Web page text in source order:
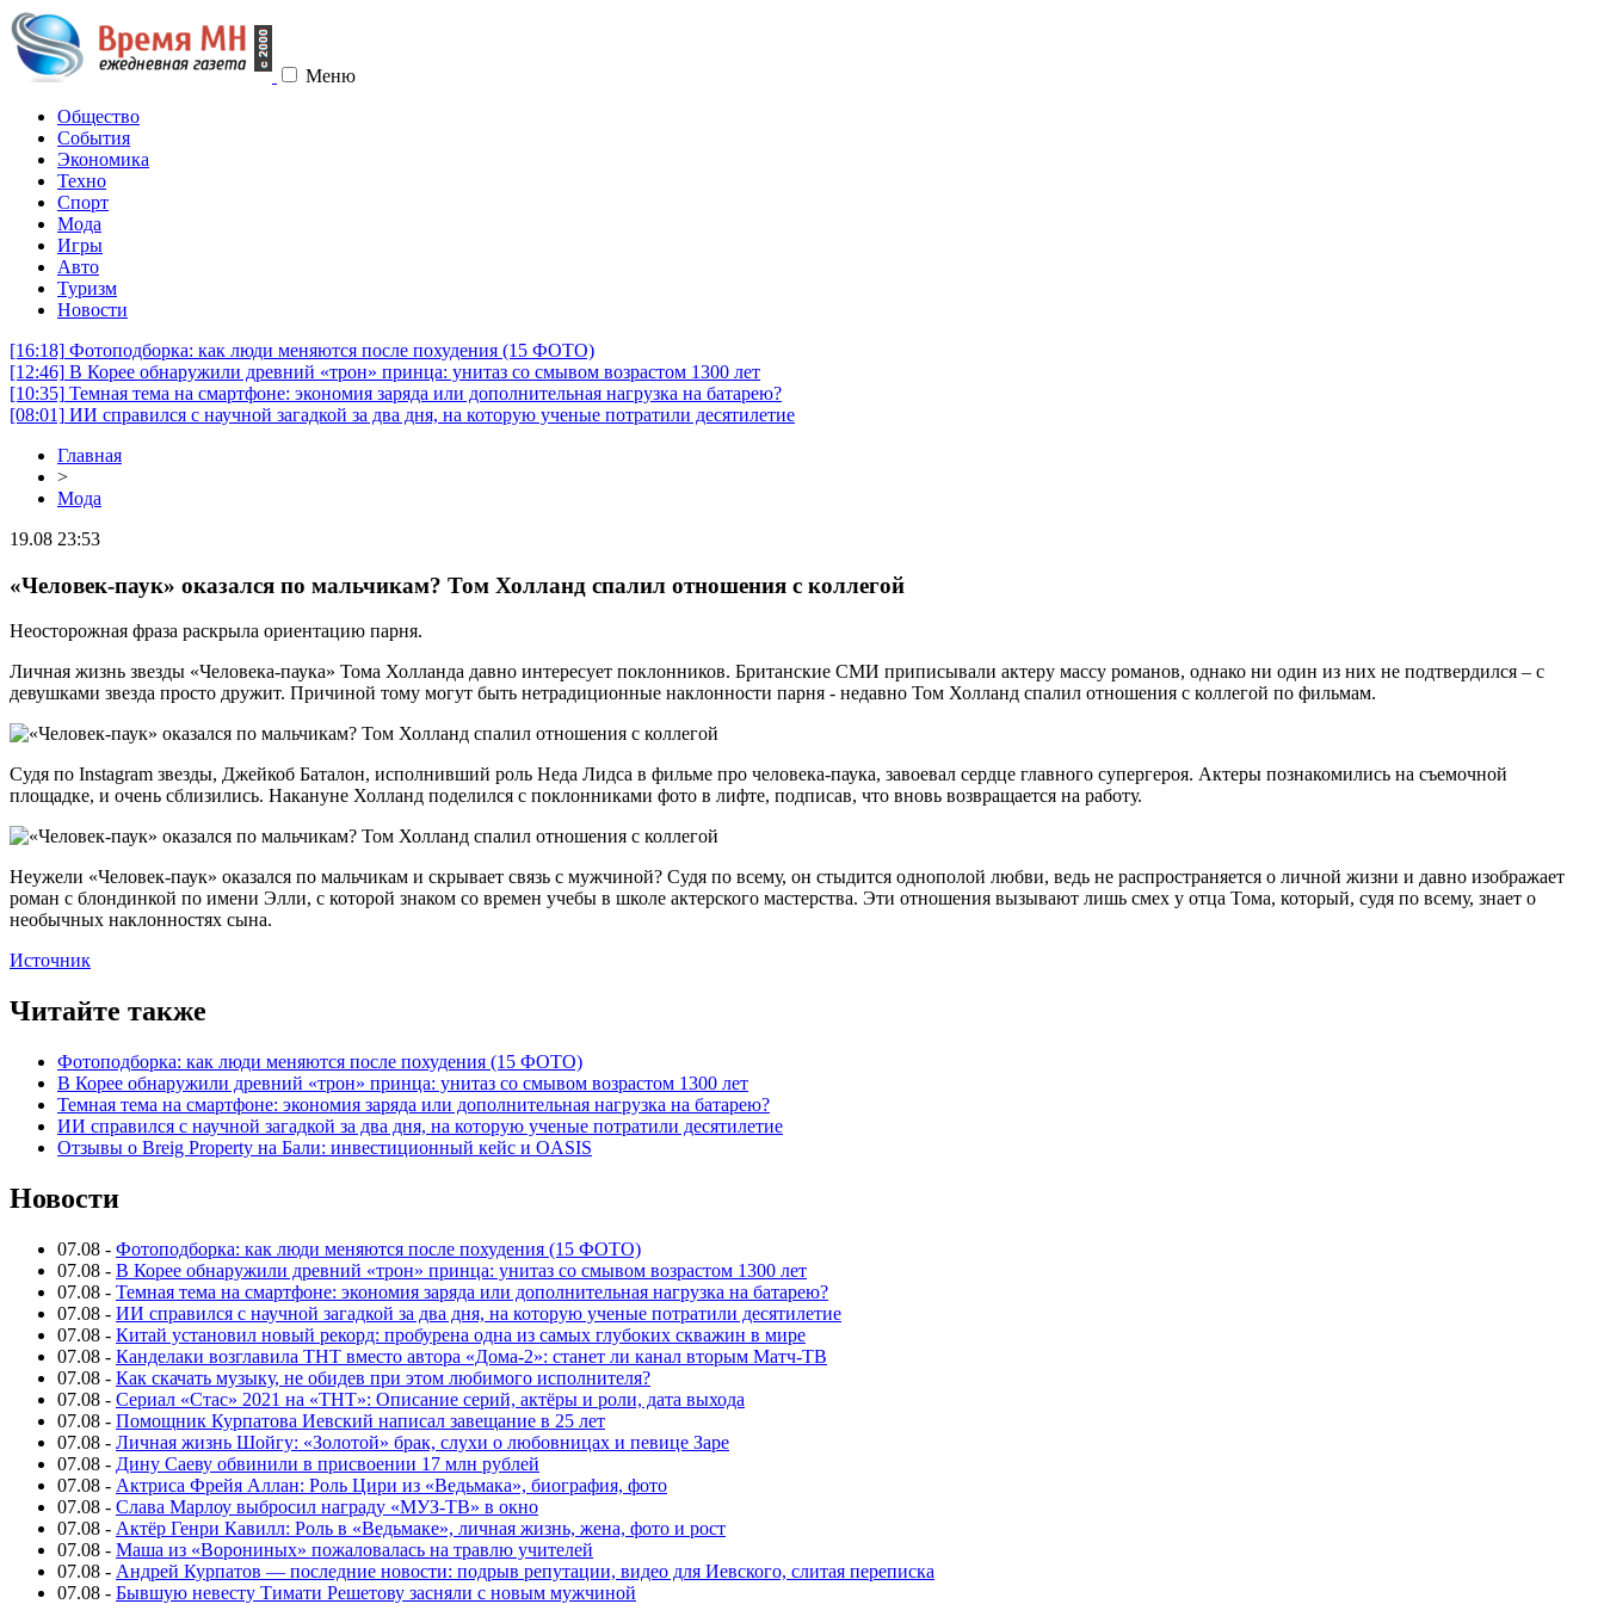
Меню
Общество
События
Экономика
Техно
Спорт
Мода
Игры
Авто
Туризм
Новости
[16:18] Фотоподборка: как люди меняются после похудения (15 ФОТО)
[12:46] В Корее обнаружили древний «трон» принца: унитаз со смывом возрастом 1300 лет
[10:35] Темная тема на смартфоне: экономия заряда или дополнительная нагрузка на батарею?
[08:01] ИИ справился с научной загадкой за два дня, на которую ученые потратили десятилетие
Главная
>
Мода
19.08 23:53
«Человек-паук» оказался по мальчикам? Том Холланд спалил отношения с коллегой
Неосторожная фраза раскрыла ориентацию парня.
Личная жизнь звезды «Человека-паука» Тома Холланда давно интересует поклонников. Британские СМИ приписывали актеру массу романов, однако ни один из них не подтвердился – с
девушками звезда просто дружит. Причиной тому могут быть нетрадиционные наклонности парня - недавно Том Холланд спалил отношения с коллегой по фильмам.
Судя по Instagram звезды, Джейкоб Баталон, исполнивший роль Неда Лидса в фильме про человека-паука, завоевал сердце главного супергероя. Актеры познакомились на съемочной
площадке, и очень сблизились. Накануне Холланд поделился с поклонниками фото в лифте, подписав, что вновь возвращается на работу.
Неужели «Человек-паук» оказался по мальчикам и скрывает связь с мужчиной? Судя по всему, он стыдится однополой любви, ведь не распространяется о личной жизни и давно изображает
роман с блондинкой по имени Элли, с которой знаком со времен учебы в школе актерского мастерства. Эти отношения вызывают лишь смех у отца Тома, который, судя по всему, знает о
необычных наклонностях сына.
Источник
Читайте также
Фотоподборка: как люди меняются после похудения (15 ФОТО)
В Корее обнаружили древний «трон» принца: унитаз со смывом возрастом 1300 лет
Темная тема на смартфоне: экономия заряда или дополнительная нагрузка на батарею?
ИИ справился с научной загадкой за два дня, на которую ученые потратили десятилетие
Отзывы о Breig Property на Бали: инвестиционный кейс и OASIS
Новости
07.08 - Фотоподборка: как люди меняются после похудения (15 ФОТО)
07.08 - В Корее обнаружили древний «трон» принца: унитаз со смывом возрастом 1300 лет
07.08 - Темная тема на смартфоне: экономия заряда или дополнительная нагрузка на батарею?
07.08 - ИИ справился с научной загадкой за два дня, на которую ученые потратили десятилетие
07.08 - Китай установил новый рекорд: пробурена одна из самых глубоких скважин в мире
07.08 - Канделаки возглавила ТНТ вместо автора «Дома-2»: станет ли канал вторым Матч-ТВ
07.08 - Как скачать музыку, не обидев при этом любимого исполнителя?
07.08 - Сериал «Стас» 2021 на «ТНТ»: Описание серий, актёры и роли, дата выхода
07.08 - Помощник Курпатова Иевский написал завещание в 25 лет
07.08 - Личная жизнь Шойгу: «Золотой» брак, слухи о любовницах и певице Заре
07.08 - Дину Саеву обвинили в присвоении 17 млн рублей
07.08 - Актриса Фрейя Аллан: Роль Цири из «Ведьмака», биография, фото
07.08 - Слава Марлоу выбросил награду «МУЗ-ТВ» в окно
07.08 - Актёр Генри Кавилл: Роль в «Ведьмаке», личная жизнь, жена, фото и рост
07.08 - Маша из «Ворониных» пожаловалась на травлю учителей
07.08 - Андрей Курпатов — последние новости: подрыв репутации, видео для Иевского, слитая переписка
07.08 - Бывшую невесту Тимати Решетову засняли с новым мужчиной